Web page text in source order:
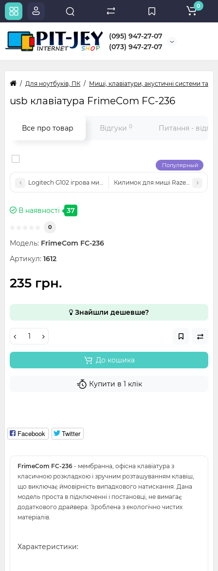
(095) 947-27-07
(073) 947-27-07
0
Для ноутбуків, ПК Миші, клавіатури, акустичні системи та
usb клавіатура FrimeCom FC-236
Все про товар Відгуки 0 Питання -
Популярный
Logitech G102 ігрова миша з підсвічуваннямКилимок для миші Razer 22х18 см
В наявності 37
0
Модель: FrimeCom FC-236
Артикул: 1612
235 грн.
Знайшли дешевше?
До кошика
Купити в 1 клік
Facebook Twitter
FrimeCom FC-236 - мембранна, офісна клавіатура з
класичною розкладкою і зручним розташуванням клавіш,
що виключає ймовірність випадкового натискання. Дана
модель проста в підключенні і постановці, не вимагає
додаткового драйвера. Зроблена з екологічно чистих
матеріалів.
Характеристики: